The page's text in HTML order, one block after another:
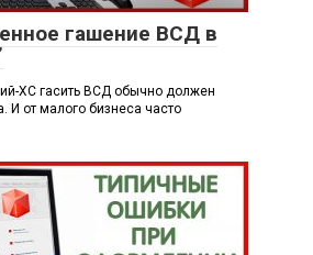
гашение ВСД в
ХС гасить ВСД обычно должен
И от малого бизнеса часто